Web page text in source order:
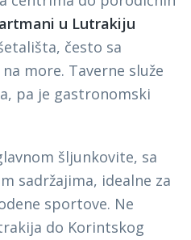
u Lutrakiju
često sa
more. Taverne služe
pa je gastronomski
šljunkovite, sa
sadržajima, idealne za
sportove. Ne
do Korintskog